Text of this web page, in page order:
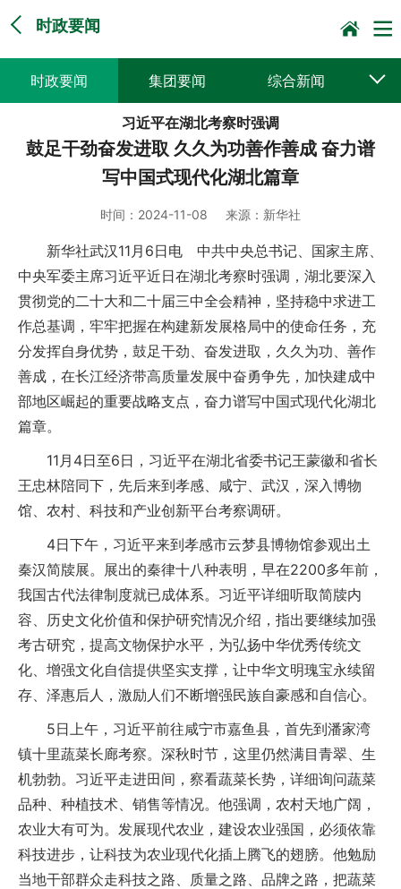
时政要闻
时政要闻 集团要闻 综合新闻
党建动态 普遍服务
企业文化 一线风采
习近平在湖北考察时强调
鼓足干劲奋发进取 久久为功善作善成 奋力谱
写中国式现代化湖北篇章
时间： 2024-11-08 来源： 新华社
新华社武汉11月6日电 中共中央总书记、国家主席、
中央军委主席习近平近日在湖北考察时强调，湖北要深入
贯彻党的二十大和二十届三中全会精神，坚持稳中求进工
作总基调，牢牢把握在构建新发展格局中的使命任务，充
分发挥自身优势，鼓足干劲、奋发进取，久久为功、善作
善成，在长江经济带高质量发展中奋勇争先，加快建成中
部地区崛起的重要战略支点，奋力谱写中国式现代化湖北
篇章。
11月4日至6日，习近平在湖北省委书记王蒙徽和省长
王忠林陪同下，先后来到孝感、咸宁、武汉，深入博物
馆、农村、科技和产业创新平台考察调研。
4日下午，习近平来到孝感市云梦县博物馆参观出土
秦汉简牍展。展出的秦律十八种表明，早在2200多年前，
我国古代法律制度就已成体系。习近平详细听取简牍内
容、历史文化价值和保护研究情况介绍，指出要继续加强
考古研究，提高文物保护水平，为弘扬中华优秀传统文
化、增强文化自信提供坚实支撑，让中华文明瑰宝永续留
存、泽惠后人，激励人们不断增强民族自豪感和自信心。
5日上午，习近平前往咸宁市嘉鱼县，首先到潘家湾
镇十里蔬菜长廊考察。深秋时节，这里仍然满目青翠、生
机勃勃。习近平走进田间，察看蔬菜长势，详细询问蔬菜
品种、种植技术、销售等情况。他强调，农村天地广阔，
农业大有可为。发展现代农业，建设农业强国，必须依靠
科技进步，让科技为农业现代化插上腾飞的翅膀。他勉励
当地干部群众走科技之路、质量之路、品牌之路，把蔬菜